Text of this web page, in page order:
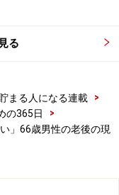
る
まる人になる連載
>
の365日
>
」66歳男性の老後の現